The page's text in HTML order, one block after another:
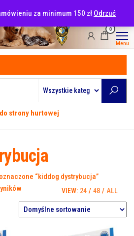
za minimum 150 zł Odrzuć
0
Menu
strony hurtowej
“kiddog dystrybucja”
VIEW: 24 / 48 / ALL